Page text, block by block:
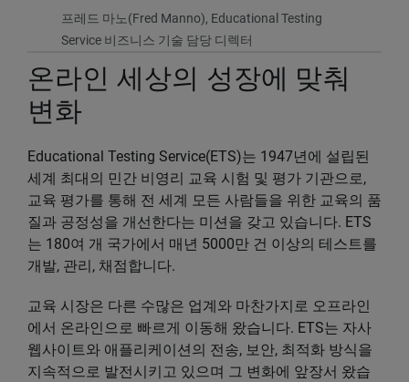
프레드 마노(Fred Manno), Educational Testing
Service 비즈니스 기술 담당 디렉터
온라인 세상의 성장에 맞춰
변화
Educational Testing Service(ETS)는 1947년에 설립된
세계 최대의 민간 비영리 교육 시험 및 평가 기관으로,
교육 평가를 통해 전 세계 모든 사람들을 위한 교육의 품
질과 공정성을 개선한다는 미션을 갖고 있습니다. ETS
는 180여 개 국가에서 매년 5000만 건 이상의 테스트를
개발, 관리, 채점합니다.
교육 시장은 다른 수많은 업계와 마찬가지로 오프라인
에서 온라인으로 빠르게 이동해 왔습니다. ETS는 자사
웹사이트와 애플리케이션의 전송, 보안, 최적화 방식을
지속적으로 발전시키고 있으며 그 변화에 앞장서 왔습